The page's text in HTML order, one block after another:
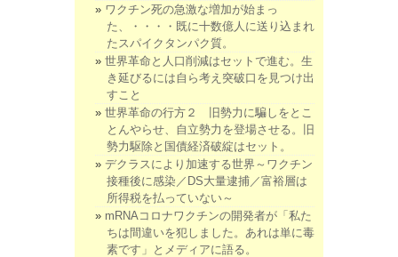
ワクチン死の急激な増加が始まっ
た、・・・・既に十数億人に送り込まれ
たスパイクタンパク質。
世界革命と人口削減はセットで進む。生
き延びるには自ら考え突破口を見つけ出
すこと
世界革命の行方２ 旧勢力に騙しをとこ
とんやらせ、自立勢力を登場させる。旧
勢力駆除と国債経済破綻はセット。
デクラスにより加速する世界～ワクチン
接種後に感染／DS大量逮捕／富裕層は
所得税を払っていない～
mRNAコロナワクチンの開発者が「私た
ちは間違いを犯しました。あれは単に毒
素です」とメディアに語る。